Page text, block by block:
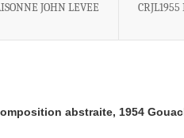
JOHN LEVEE
abstraite, 1954